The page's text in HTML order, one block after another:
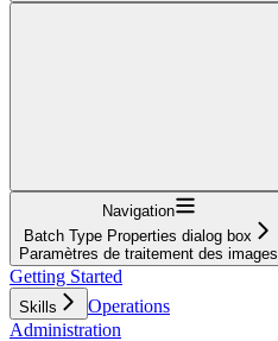
Navigation
Batch Type Properties dialog box
Paramètres de traitement des images
Getting Started
Skills
Operations
Administration